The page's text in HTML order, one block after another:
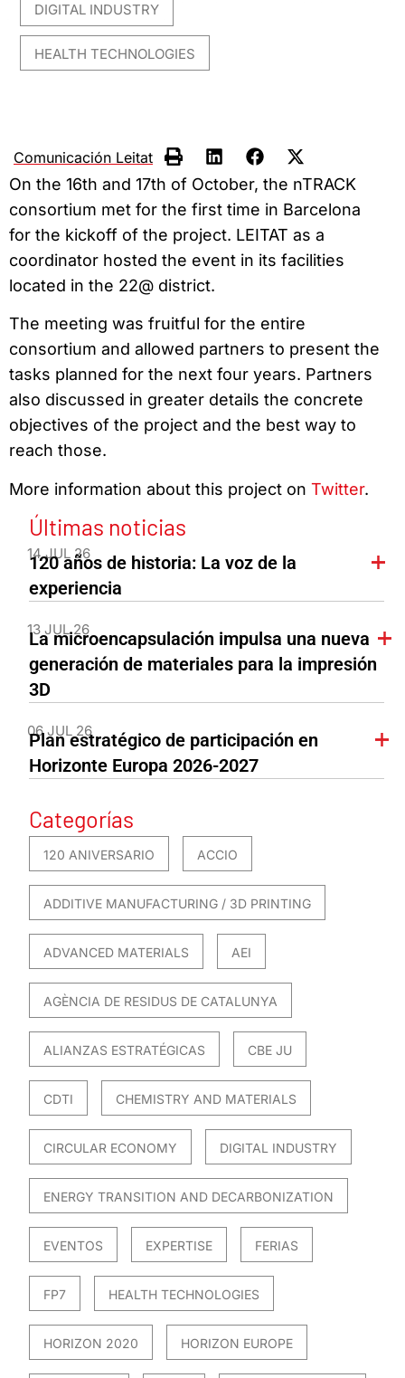
DIGITAL INDUSTRY
HEALTH TECHNOLOGIES
Comunicación Leitat
On the 16th and 17th of October, the nTRACK
consortium met for the first time in Barcelona
for the kickoff of the project. LEITAT as a
coordinator hosted the event in its facilities
located in the 22@ district.
The meeting was fruitful for the entire
consortium and allowed partners to present the
tasks planned for the next four years. Partners
also discussed in greater details the concrete
objectives of the project and the best way to
reach those.
More information about this project on Twitter.
Últimas noticias
14 JUL 26
120 años de historia: La voz de la
experiencia
13 JUL 26
La microencapsulación impulsa una nueva
generación de materiales para la impresión
3D
06 JUL 26
Plan estratégico de participación en
Horizonte Europa 2026-2027
Categorías
120 ANIVERSARIO ACCIO
ADDITIVE MANUFACTURING / 3D PRINTING
ADVANCED MATERIALS AEI
AGÈNCIA DE RESIDUS DE CATALUNYA
ALIANZAS ESTRATÉGICAS CBE JU
CDTI CHEMISTRY AND MATERIALS
CIRCULAR ECONOMY DIGITAL INDUSTRY
ENERGY TRANSITION AND DECARBONIZATION
EVENTOS EXPERTISE FERIAS
FP7 HEALTH TECHNOLOGIES
HORIZON 2020 HORIZON EUROPE